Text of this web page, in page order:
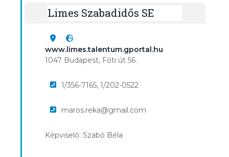
Limes Szabadidős SE
www.limes.talentum.gportal.hu
1047 Budapest, Fóti út 56.
1/356-7165, 1/202-0522
maros.reka@gmail.com
Képviselő: Szabó Béla